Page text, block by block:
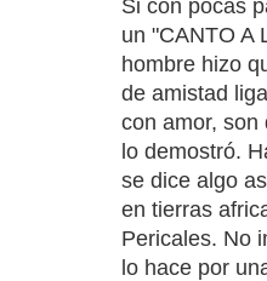
Si con pocas
un "CANTO A
hombre hizo
de amistad
con amor, son
lo demostró.
se dice algo
en tierras
Pericales. No
lo hace por